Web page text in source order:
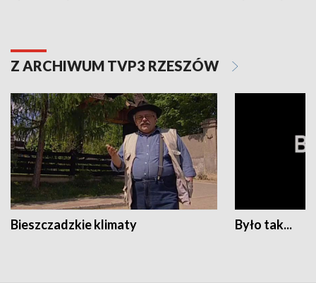
Z ARCHIWUM TVP3 RZESZÓW
Bieszczadzkie klimaty Było tak...